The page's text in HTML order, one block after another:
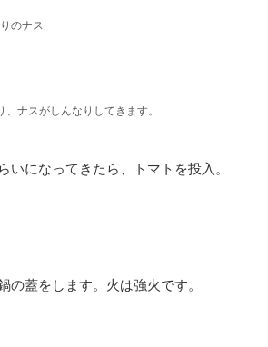
のナス
ナスがしんなりしてきます。
いになってきたら、トマトを投入。
の蓋をします。火は強火です。